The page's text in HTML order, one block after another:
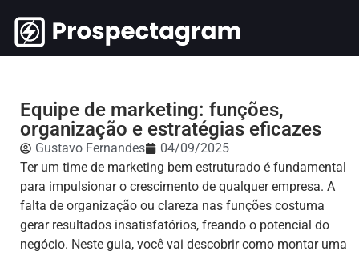
Equipe de marketing: funções,
organização e estratégias eficazes
Gustavo Fernandes
04/09/2025
Ter um time de marketing bem estruturado é fundamental
para impulsionar o crescimento de qualquer empresa. A
falta de organização ou clareza nas funções costuma
gerar resultados insatisfatórios, freando o potencial do
negócio. Neste guia, você vai descobrir como montar uma